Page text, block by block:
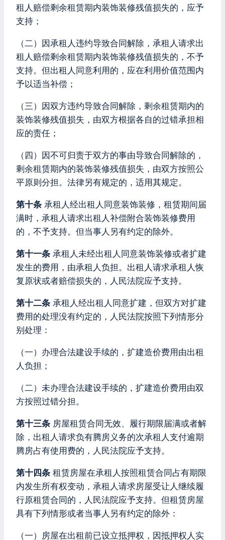
租人赔偿剩余租赁期内装饰装修残值损失的，应予
支持；
（二）因承租人违约导致合同解除，承租人请求出
租人赔偿剩余租赁期内装饰装修残值损失的，不予
支持。但出租人同意利用的，应在利用价值范围内
予以适当补偿；
（三）因双方违约导致合同解除，剩余租赁期内的
装饰装修残值损失，由双方根据各自的过错承担相
应的责任；
（四）因不可归责于双方的事由导致合同解除的，
剩余租赁期内的装饰装修残值损失，由双方按照公
平原则分担。法律另有规定的，适用其规定。
第十条 承租人经出租人同意装饰装修，租赁期间届
满时，承租人请求出租人补偿附合装饰装修费用
的，不予支持。但当事人另有约定的除外。
第十一条 承租人未经出租人同意装饰装修或者扩建
发生的费用，由承租人负担。出租人请求承租人恢
复原状或者赔偿损失的，人民法院应予支持。
第十二条 承租人经出租人同意扩建，但双方对扩建
费用的处理没有约定的，人民法院按照下列情形分
别处理：
（一）办理合法建设手续的，扩建造价费用由出租
人负担；
（二）未办理合法建设手续的，扩建造价费用由双
方按照过错分担。
第十三条 房屋租赁合同无效、履行期限届满或者解
除，出租人请求负有腾房义务的次承租人支付逾期
腾房占有使用费的，人民法院应予支持。
第十四条 租赁房屋在承租人按照租赁合同占有期限
内发生所有权变动，承租人请求房屋受让人继续履
行原租赁合同的，人民法院应予支持。但租赁房屋
具有下列情形或者当事人另有约定的除外：
（一）房屋在出租前已设立抵押权，因抵押权人实